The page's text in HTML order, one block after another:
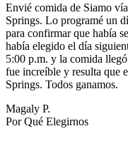
Envié comida de Siamo
Springs. Lo programé un
para confirmar que había
había elegido el día
5:00 p.m. y la comida
fue increíble y resulta que
Springs. Todos ganamos.
Magaly P.
Por Qué Elegirnos